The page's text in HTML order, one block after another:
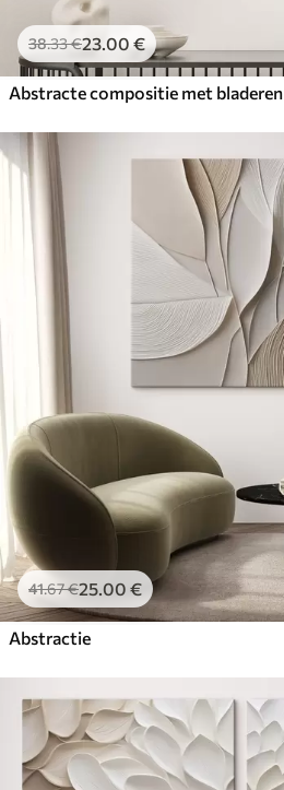
38.33€23.00 €
Abstracte compositie met bladeren
41.67€25.00 €
Abstractie